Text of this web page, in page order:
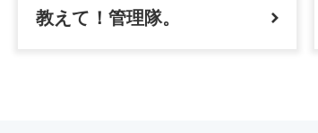
教えて！管理隊。